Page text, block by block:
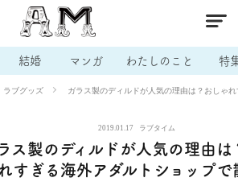
結婚 マンガ わたしのこと 特
ラブグッズ ガラス製のディルドが人気の理由は？おしゃ
2019.01.17 ラブタイム
ス製のディルドが人気の理由は
れすぎる海外アダルトショップで
# 男の本音 # セフレ # 不倫
# マッチングアプリ # ラブグッズ # 体の相